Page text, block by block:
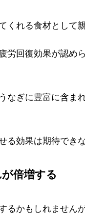
れる食材として
労回復効果が認め
なぎに豊富に含ま
効果は期待できな
倍増する
るかもしれません